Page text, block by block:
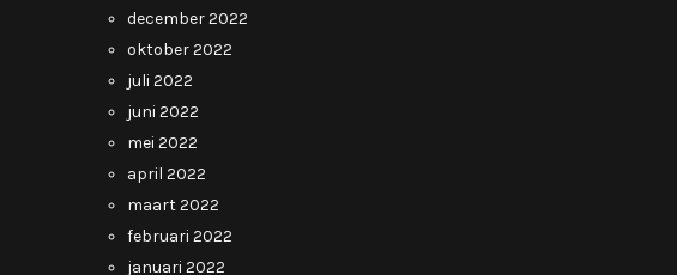
december 2022
oktober 2022
juli 2022
juni 2022
mei 2022
april 2022
maart 2022
februari 2022
januari 2022